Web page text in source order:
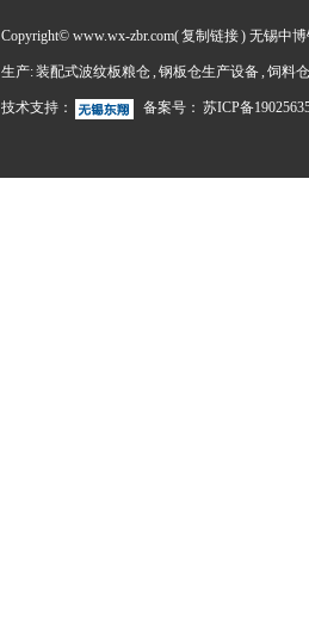
Copyright© www.wx-zbr.com(复制链接) 无锡中
生产:装配式波纹板粮仓, 钢板仓生产设备, 饲料
技术支持： 备案号： 苏ICP备